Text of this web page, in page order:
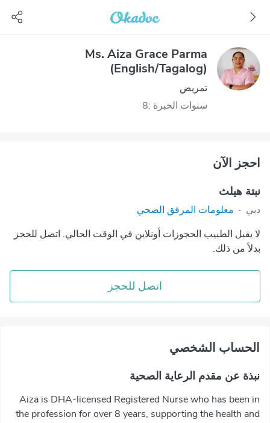
Ms. Aiza Grace Parma
(English/Tagalog)
تمريض
سنوات الخبرة :8
احجز الآن
نبتة هيلث
دبي · معلومات المرفق الصحي
لا يقبل الطبيب الحجوزات أونلاين في الوقت الحالي. اتصل للحجز
بدلاً من ذلك.
اتصل للحجز
اﻟﺤﺴﺎﺏ اﻟﺸﺨﺼﻲ
نبذة عن مقدم الرعاية الصحية
Aiza is DHA-licensed Registered Nurse who has been in
the profession for over 8 years, supporting the health and